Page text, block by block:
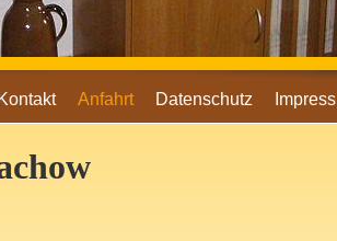
Kontakt Anfahrt Datenschutz